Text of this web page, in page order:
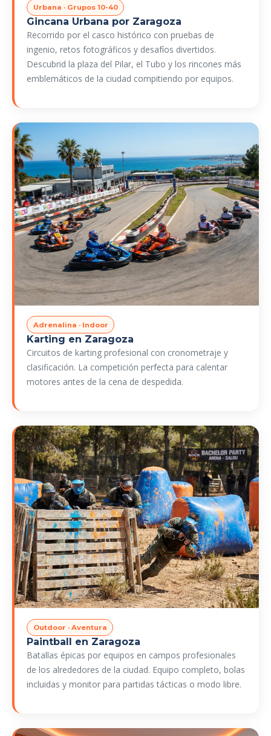
Urbana · Grupos 10-40
Gincana Urbana por Zaragoza
Recorrido por el casco histórico con pruebas de
ingenio, retos fotográficos y desafíos divertidos.
Descubrid la plaza del Pilar, el Tubo y los rincones más
emblemáticos de la ciudad compitiendo por equipos.
Adrenalina · Indoor
Karting en Zaragoza
Circuitos de karting profesional con cronometraje y
clasificación. La competición perfecta para calentar
motores antes de la cena de despedida.
Outdoor · Aventura
Paintball en Zaragoza
Batallas épicas por equipos en campos profesionales
de los alrededores de la ciudad. Equipo completo, bolas
incluidas y monitor para partidas tácticas o modo libre.